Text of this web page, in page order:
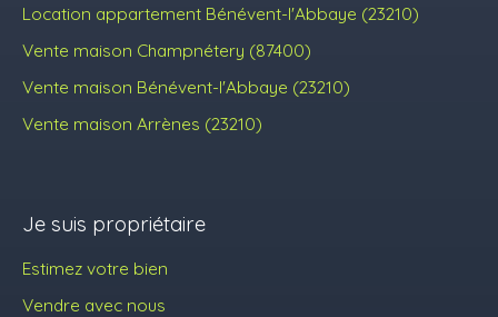
Location appartement Bénévent-l'Abbaye (23210)
Vente maison Champnétery (87400)
Vente maison Bénévent-l'Abbaye (23210)
Vente maison Arrènes (23210)
Je suis propriétaire
Estimez votre bien
Vendre avec nous